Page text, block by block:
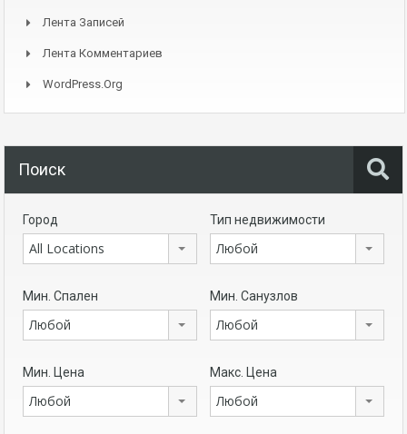
Лента Записей
Лента Комментариев
WordPress.org
Поиск
Город
All Locations
Тип недвижимости
Любой
Мин. Спален
Любой
Мин. Санузлов
Любой
Мин. Цена
Любой
Макс. Цена
Любой